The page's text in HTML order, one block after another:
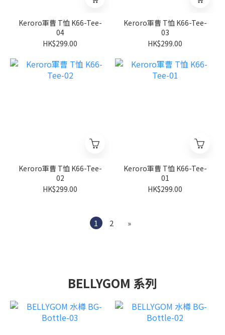
Keroro軍曹 T恤 K66-Tee-
04
HK$299.00
Keroro軍曹 T恤 K66-Tee-
03
HK$299.00
Keroro軍曹 T恤 K66-Tee-
02
HK$299.00
Keroro軍曹 T恤 K66-Tee-
01
HK$299.00
1 2 »
BELLYGOM 系列